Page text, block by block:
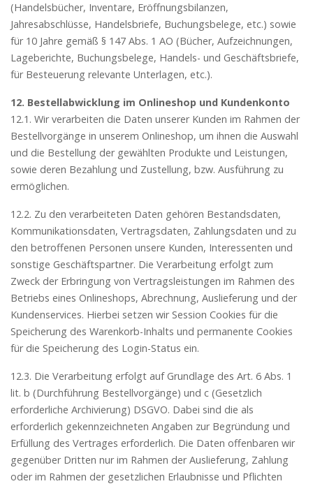
(Handelsbücher, Inventare, Eröffnungsbilanzen,
Jahresabschlüsse, Handelsbriefe, Buchungsbelege, etc.) sowie
für 10 Jahre gemäß § 147 Abs. 1 AO (Bücher, Aufzeichnungen,
Lageberichte, Buchungsbelege, Handels- und Geschäftsbriefe,
für Besteuerung relevante Unterlagen, etc.).
12. Bestellabwicklung im Onlineshop und Kundenkonto
12.1. Wir verarbeiten die Daten unserer Kunden im Rahmen der
Bestellvorgänge in unserem Onlineshop, um ihnen die Auswahl
und die Bestellung der gewählten Produkte und Leistungen,
sowie deren Bezahlung und Zustellung, bzw. Ausführung zu
ermöglichen.
12.2. Zu den verarbeiteten Daten gehören Bestandsdaten,
Kommunikationsdaten, Vertragsdaten, Zahlungsdaten und zu
den betroffenen Personen unsere Kunden, Interessenten und
sonstige Geschäftspartner. Die Verarbeitung erfolgt zum
Zweck der Erbringung von Vertragsleistungen im Rahmen des
Betriebs eines Onlineshops, Abrechnung, Auslieferung und der
Kundenservices. Hierbei setzen wir Session Cookies für die
Speicherung des Warenkorb-Inhalts und permanente Cookies
für die Speicherung des Login-Status ein.
12.3. Die Verarbeitung erfolgt auf Grundlage des Art. 6 Abs. 1
lit. b (Durchführung Bestellvorgänge) und c (Gesetzlich
erforderliche Archivierung) DSGVO. Dabei sind die als
erforderlich gekennzeichneten Angaben zur Begründung und
Erfüllung des Vertrages erforderlich. Die Daten offenbaren wir
gegenüber Dritten nur im Rahmen der Auslieferung, Zahlung
oder im Rahmen der gesetzlichen Erlaubnisse und Pflichten